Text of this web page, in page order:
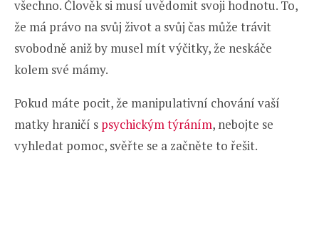
všechno. Člověk si musí uvědomit svoji hodnotu. To,
že má právo na svůj život a svůj čas může trávit
svobodně aniž by musel mít výčitky, že neskáče
kolem své mámy.
Pokud máte pocit, že manipulativní chování vaší
matky hraničí s psychickým týráním, nebojte se
vyhledat pomoc, svěřte se a začněte to řešit.